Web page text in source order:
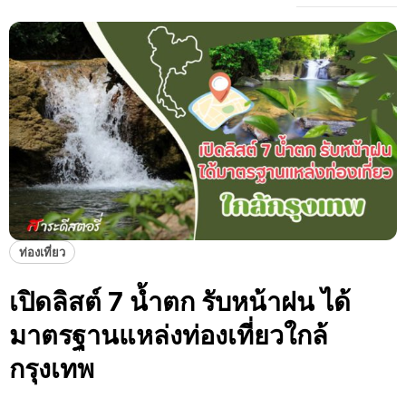
ท่องเที่ยว
เปิดลิสต์ 7 น้ำตก รับหน้าฝน ได้
มาตรฐานแหล่งท่องเที่ยวใกล้
กรุงเทพ